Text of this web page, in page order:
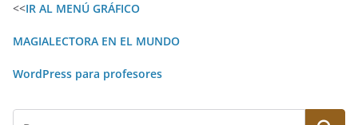
n
a
i
<<IR AL MENÚ GRÁFICO
MAGIALECTORA EN EL MUNDO
WordPress para profesores